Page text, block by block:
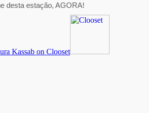
desta estação, AGORA!